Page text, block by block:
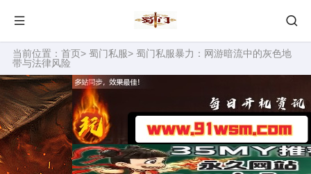
当前位置： 首页> 蜀门私服> 蜀门私服暴力：网游暗流中的灰色地
带与法律风险